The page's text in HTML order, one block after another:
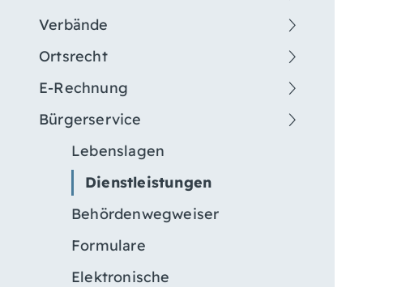
Verbände
Ortsrecht
E-Rechnung
Bürgerservice
Lebenslagen
Dienstleistungen
Behördenwegweiser
Formulare
Elektronische